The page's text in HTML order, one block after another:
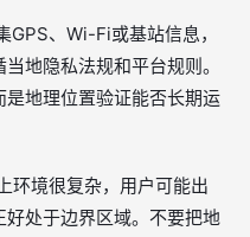
GPS、Wi-Fi或基站信息，
地隐私法规和平台规则。
地理位置验证能否长期运
环境很复杂，用户可能出
处于边界区域。不要把地